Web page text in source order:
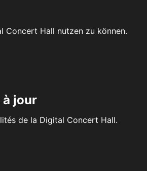
Concert Hall nutzen zu können.
à jour
de la Digital Concert Hall.